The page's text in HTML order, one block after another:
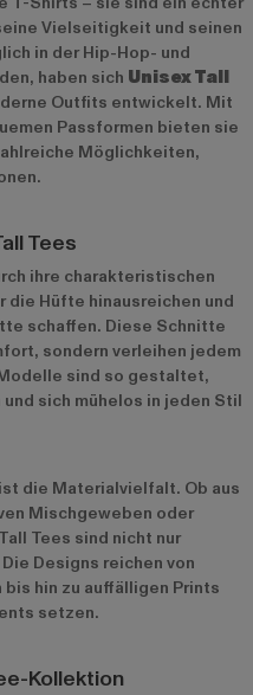
Vielseitigkeit und seinen
in der Hip-Hop- und
haben sich Unisex Tall
Outfits entwickelt. Mit
Passformen bieten sie
Möglichkeiten,
Tees
ihre charakteristischen
die Hüfte hinausreichen und
schaffen. Diese Schnitte
sondern verleihen jedem
sind so gestaltet,
sich mühelos in jeden Stil
die Materialvielfalt. Ob aus
Mischgeweben oder
Tees sind nicht nur
Designs reichen von
hin zu auffälligen Prints
setzen.
Kollektion